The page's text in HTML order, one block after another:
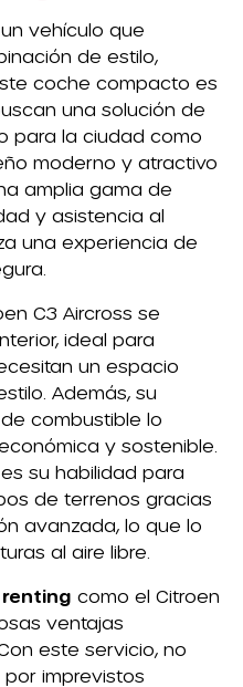
vehículo que
de estilo,
coche compacto es
una solución de
para la ciudad como
moderno y atractivo
amplia gama de
y asistencia al
una experiencia de
C3 Aircross se
ideal para
un espacio
Además, su
combustible lo
y sostenible.
su habilidad para
de terrenos gracias
avanzada, lo que lo
al aire libre.
como el Citroen
ventajas
este servicio, no
imprevistos